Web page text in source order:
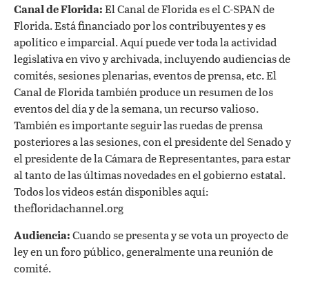
Canal de Florida:El Canal de Florida es el C-SPAN de
Florida. Está financiado por los contribuyentes y es
apolítico e imparcial. Aquí puede ver toda la actividad
legislativa en vivo y archivada, incluyendo audiencias de
comités, sesiones plenarias, eventos de prensa, etc. El
Canal de Florida también produce un resumen de los
eventos del día y de la semana, un recurso valioso.
También es importante seguir las ruedas de prensa
posteriores a las sesiones, con el presidente del Senado y
el presidente de la Cámara de Representantes, para estar
al tanto de las últimas novedades en el gobierno estatal.
Todos los videos están disponibles aquí:
thefloridachannel.org
Audiencia:Cuando se presenta y se vota un proyecto de
ley en un foro público, generalmente una reunión de
comité.